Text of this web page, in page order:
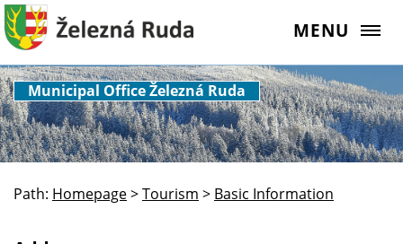
MENU
Municipal Office Železná Ruda
Path: Homepage>Tourism > Basic Information